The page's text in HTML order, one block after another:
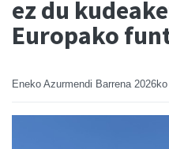
ez du
Europako
Eneko Azurmendi Barrena